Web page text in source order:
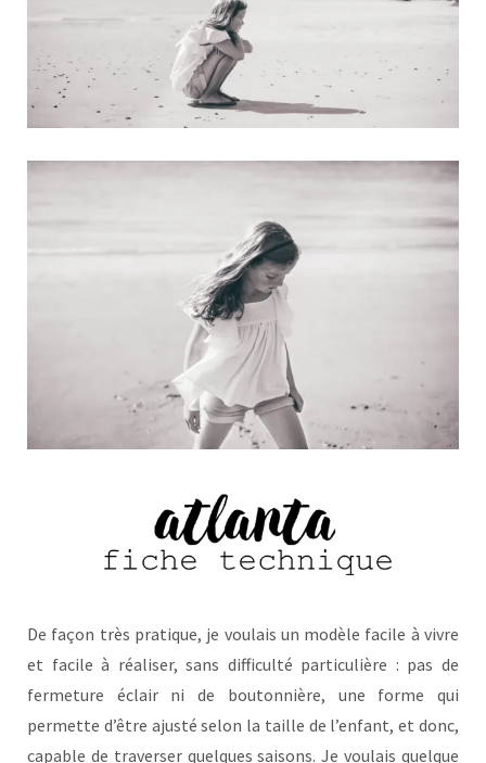
De façon très pratique, je voulais un modèle facile à vivre
et facile à réaliser, sans difficulté particulière : pas de
fermeture éclair ni de boutonnière, une forme qui
permette d’être ajusté selon la taille de l’enfant, et donc,
capable de traverser quelques saisons. Je voulais quelque